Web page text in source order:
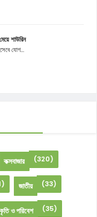
শাউরিন
যোগ...
কক্সবাজার (320)
জাতীয় (33)
ও পরিবেশ (35)